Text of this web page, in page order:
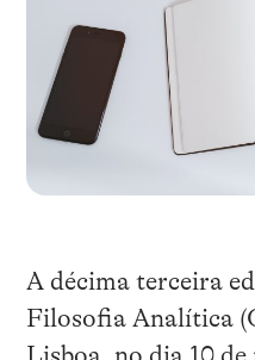
A décima terceira
Filosofia Analítica